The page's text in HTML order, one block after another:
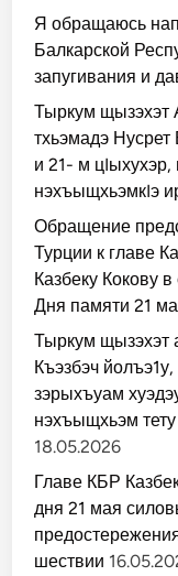
Я обращаюсь
Балкарской
запугивания и
Тыркум щызэхэт
тхьэмадэ
и 21- м
нэхъыщхьэмкIэ
Обращение
Турции к главе
Казбеку Кокову
Дня памяти 21
Тыркум щызэхэт
Къэзбэч
зэрыхъуам
нэхъыщхьэм
18.05.2026
Главе КБР
дня 21 мая
шествии